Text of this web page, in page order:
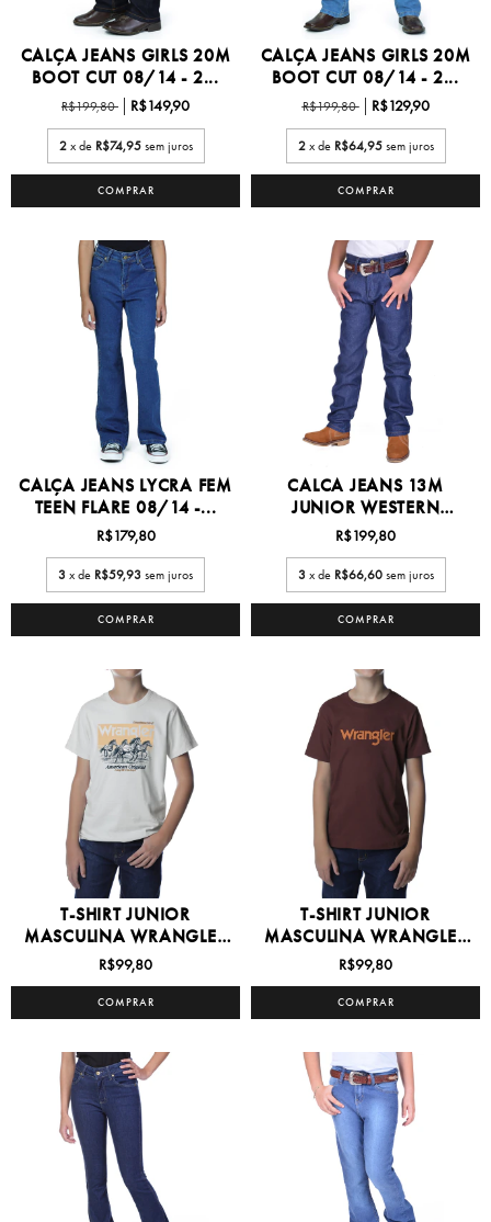
CALÇA JEANS GIRLS 20M
BOOT CUT 08/14 - 2...
R$199,80 R$149,90
2 x de R$74,95 sem juros
COMPRAR
CALÇA JEANS GIRLS 20M
BOOT CUT 08/14 - 2...
R$199,80 R$129,90
2 x de R$64,95 sem juros
COMPRAR
CALÇA JEANS LYCRA FEM
TEEN FLARE 08/14 -...
R$179,80
3 x de R$59,93 sem juros
COMPRAR
CALCA JEANS 13M
JUNIOR WESTERN
COWBOY -...
R$199,80
3 x de R$66,60 sem juros
COMPRAR
T-SHIRT JUNIOR
MASCULINA WRANGLER
8/16 -...
R$99,80
COMPRAR
T-SHIRT JUNIOR
MASCULINA WRANGLER
8/16 -...
R$99,80
COMPRAR